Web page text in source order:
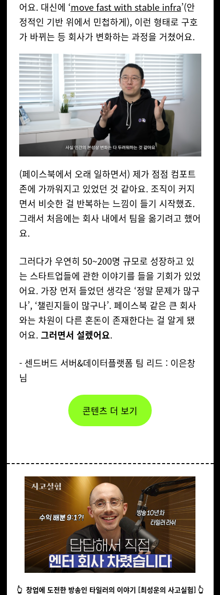
어요. 대신에 ‘move fast with stable infra’(안
정적인 기반 위에서 민첩하게), 이런 형태로 구호
가 바뀌는 등 회사가 변화하는 과정을 거쳤어요.
(페이스북에서 오래 일하면서) 제가 점점 컴포트
존에 가까워지고 있었던 것 같아요. 조직이 커지
면서 비슷한 걸 반복하는 느낌이 들기 시작했죠.
그래서 처음에는 회사 내에서 팀을 옮기려고 했어
요.
그러다가 우연히 50~200명 규모로 성장하고 있
는 스타트업들에 관한 이야기를 들을 기회가 있었
어요. 가장 먼저 들었던 생각은 ‘정말 문제가 많구
나’, ‘챌린지들이 많구나’. 페이스북 같은 큰 회사
와는 차원이 다른 혼돈이 존재한다는 걸 알게 됐
어요. 그러면서 설렜어요.
- 센드버드 서버&데이터플랫폼 팀 리드 : 이은창
님
콘텐츠 더 보기
👆️ 창업에 도전한 방송인 타일러의 이야기 [최성운의 사고실험] 👆️